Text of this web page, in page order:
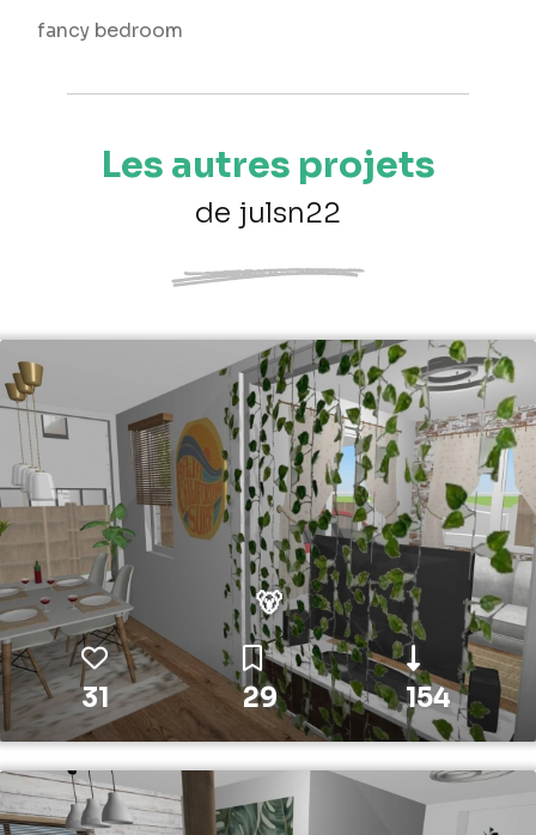
fancy bedroom
Les autres projets
de julsn22
🐻
31 29 154